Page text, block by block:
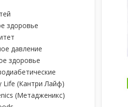
здоровье
давление
здоровье
Life (Кантри Лайф)
(Метадженикс)